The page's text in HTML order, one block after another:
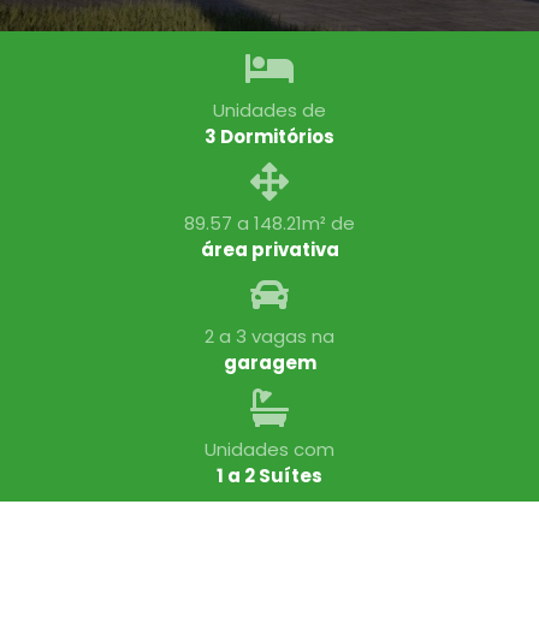
Unidades de
3 Dormitórios
89.57 a 148.21m² de
área privativa
2 a 3 vagas na
garagem
Unidades com
1 a 2 Suítes